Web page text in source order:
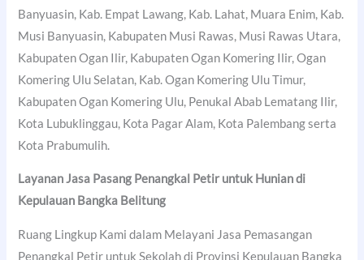
Banyuasin, Kab. Empat Lawang, Kab. Lahat, Muara Enim, Kab.
Musi Banyuasin, Kabupaten Musi Rawas, Musi Rawas Utara,
Kabupaten Ogan Ilir, Kabupaten Ogan Komering Ilir, Ogan
Komering Ulu Selatan, Kab. Ogan Komering Ulu Timur,
Kabupaten Ogan Komering Ulu, Penukal Abab Lematang Ilir,
Kota Lubuklinggau, Kota Pagar Alam, Kota Palembang serta
Kota Prabumulih.
Layanan Jasa Pasang Penangkal Petir untuk Hunian di
Kepulauan Bangka Belitung
Ruang Lingkup Kami dalam Melayani Jasa Pemasangan
Penangkal Petir untuk Sekolah di Provinsi Kepulauan Bangka